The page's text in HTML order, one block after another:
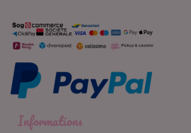
Informations